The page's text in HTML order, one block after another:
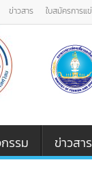
ข่าวสาร ใบสมัครการแ
รรม ข่าวสาร